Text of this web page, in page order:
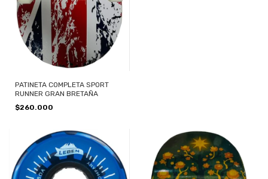
PATINETA COMPLETA SPORT
RUNNER GRAN BRETAÑA
$260.000